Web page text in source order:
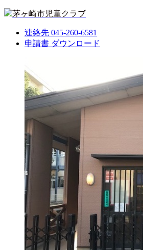
茅ヶ崎市児童クラブ
連絡先 045-260-6581
申請書 ダウンロード